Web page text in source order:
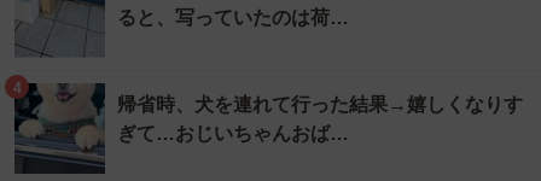
ると、写っていたのは荷…
4
帰省時、犬を連れて行った結果→嬉しくなりす
ぎて…おじいちゃんおば…